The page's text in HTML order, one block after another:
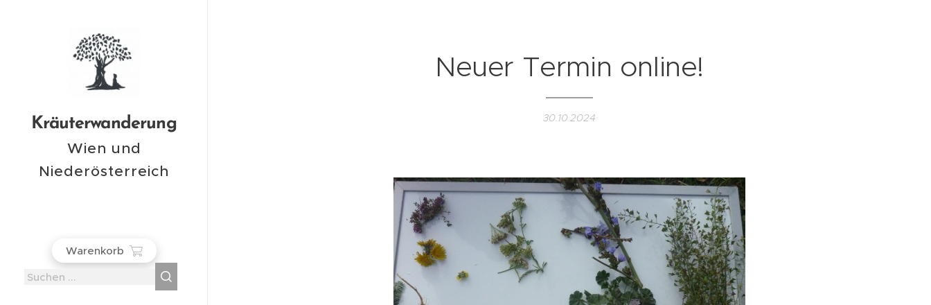
Kräuterwanderung
Wien und
Niederösterreich
Warenkorb
Neuer Termin online!
30.10.2024